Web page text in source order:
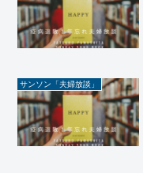
サンソン「夫婦放談」